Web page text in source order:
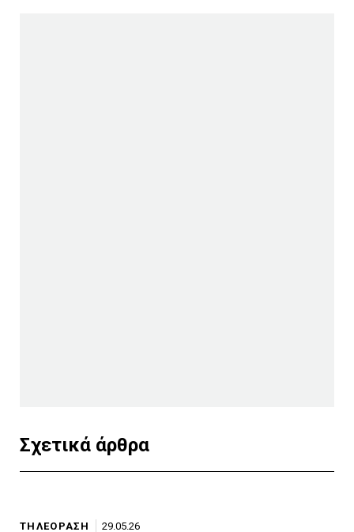
Σχετικά άρθρα
ΤΗΛΕΟΡΑΣΗ 29.05.26